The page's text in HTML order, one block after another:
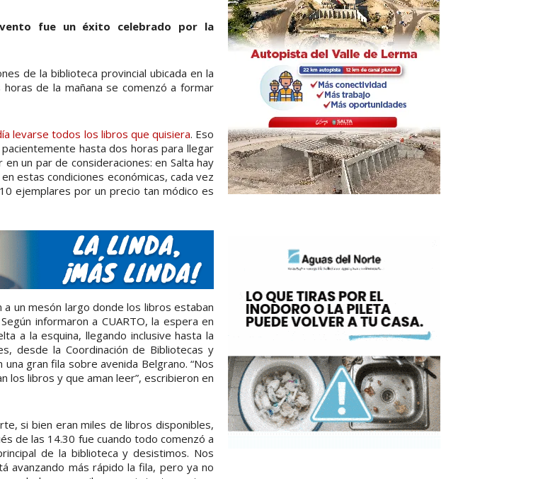
fue un éxito celebrado por la
de la biblioteca provincial ubicada en la
de la mañana se comenzó a formar
levarse todos los libros que quisiera. Eso
hasta dos horas para llegar
un par de consideraciones: en Salta hay
estas condiciones económicas, cada vez
ejemplares por un precio tan módico es
a un mesón largo donde los libros estaban
informaron a CUARTO, la espera en
a la esquina, llegando inclusive hasta la
desde la Coordinación de Bibliotecas y
gran fila sobre avenida Belgrano. “Nos
los libros y que aman leer”, escribieron en
si bien eran miles de libros disponibles,
de las 14.30 fue cuando todo comenzó a
de la biblioteca y desistimos. Nos
avanzando más rápido la fila, pero ya no